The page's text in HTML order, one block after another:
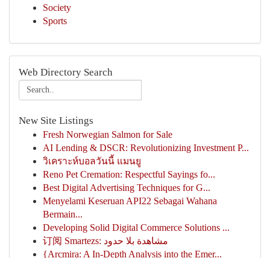
Society
Sports
Web Directory Search
New Site Listings
Fresh Norwegian Salmon for Sale
AI Lending & DSCR: Revolutionizing Investment P...
วิเคราะห์บอลวันนี้ แมนยู
Reno Pet Cremation: Respectful Sayings fo...
Best Digital Advertising Techniques for G...
Menyelami Keseruan API22 Sebagai Wahana
Bermain...
Developing Solid Digital Commerce Solutions ...
订阅 Smartezs: مشاهدة بلا حدود
{Arcmira: A In-Depth Analysis into the Emer...